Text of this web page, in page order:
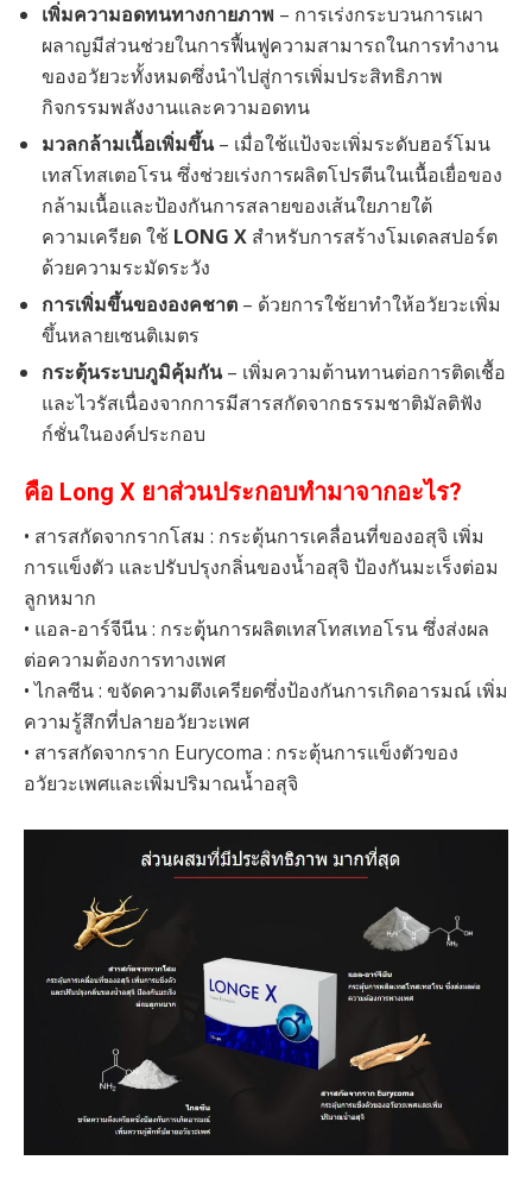
เพิ่มความอดทนทางกายภาพ – การเร่งกระบวนการเผา
ผลาญมีส่วนช่วยในการฟื้นฟูความสามารถในการทำงาน
ของอวัยวะทั้งหมดซึ่งนำไปสู่การเพิ่มประสิทธิภาพ
กิจกรรมพลังงานและความอดทน
มวลกล้ามเนื้อเพิ่มขึ้น– เมื่อใช้แป้งจะเพิ่มระดับฮอร์โมน
เทสโทสเตอโรน ซึ่งช่วยเร่งการผลิตโปรตีนในเนื้อเยื่อของ
กล้ามเนื้อและป้องกันการสลายของเส้นใยภายใต้
ความเครียด ใช้ LONG X สำหรับการสร้างโมเดลสปอร์ต
ด้วยความระมัดระวัง
การเพิ่มขึ้นขององคชาต – ด้วยการใช้ยาทำให้อวัยวะเพิ่ม
ขึ้นหลายเซนติเมตร
กระตุ้นระบบภูมิคุ้มกัน– เพิ่มความต้านทานต่อการติดเชื้อ
และไวรัสเนื่องจากการมีสารสกัดจากธรรมชาติมัลติฟัง
ก์ชั่นในองค์ประกอบ
คือ Long X ยาส่วนประกอบทำมาจากอะไร?
• สารสกัดจากรากโสม : กระตุ้นการเคลื่อนที่ของอสุจิ เพิ่ม
การแข็งตัว และปรับปรุงกลิ่นของน้ำอสุจิ ป้องกันมะเร็งต่อม
ลูกหมาก
• แอล-อาร์จีนีน : กระตุุ้นการผลิตเทสโทสเทอโรน ซึ่งส่งผล
ต่อความต้องการทางเพศ
• ไกลซีน : ขจัดความตึงเครียดซึ่งป้องกันการเกิดอารมณ์ เพิ่ม
ความรู้สึกที่ปลายอวัยวะเพศ
• สารสกัดจากราก Eurycoma : กระตุ้นการแข็งตัวของ
อวัยวะเพศและเพิ่มปริมาณน้ำอสุจิ